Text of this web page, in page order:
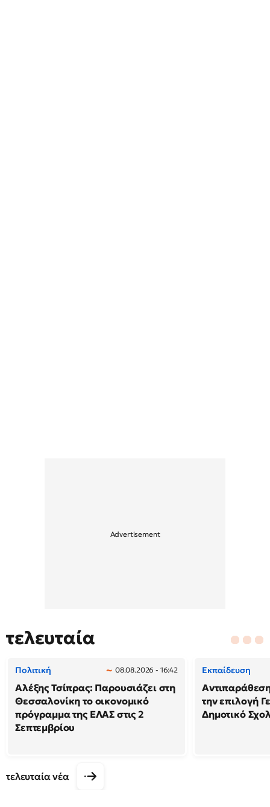
τελευταία
Πολιτική 08.08.2026 - 16:42
Αλέξης Τσίπρας: Παρουσιάζει στη
Θεσσαλονίκη το οικονομικό
πρόγραμμα της ΕΛΑΣ στις 2
Σεπτεμβρίου
Εκπαίδευση
την επιλογή
Δημοτικό
τελευταία νέα